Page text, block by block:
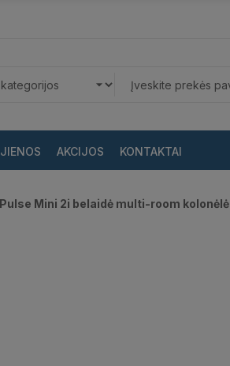
AKCIJOS KONTAKTAI
Mini 2i belaidė multi-room kolonėlė